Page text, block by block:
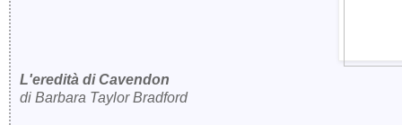
L'eredità di Cavendon
di Barbara Taylor Bradford